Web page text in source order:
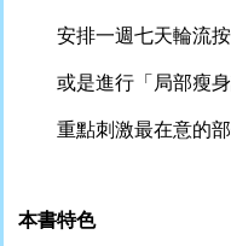
安排一週七天輪流按
或是進行「局部瘦身
重點刺激最在意的部
本書特色